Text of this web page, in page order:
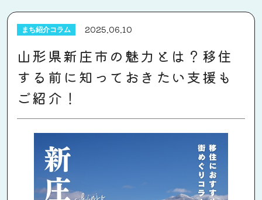
まち紹介コラム 2025.06.10
山形県新庄市の魅力とは？移住
する前に知っておきたい支援も
ご紹介！